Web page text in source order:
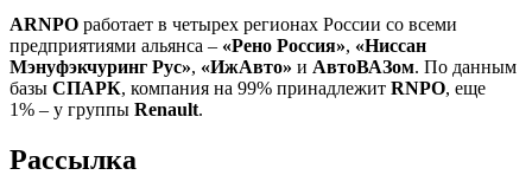
ARNPO работает в четырех регионах России со всеми
предприятиями альянса – «Рено Россия», «Ниссан
Мэнуфэкчуринг Рус», «ИжАвто» и АвтоВАЗом. По данным
базы СПАРК, компания на 99% принадлежит RNPO, еще
1% – у группы Renault.
Рассылка